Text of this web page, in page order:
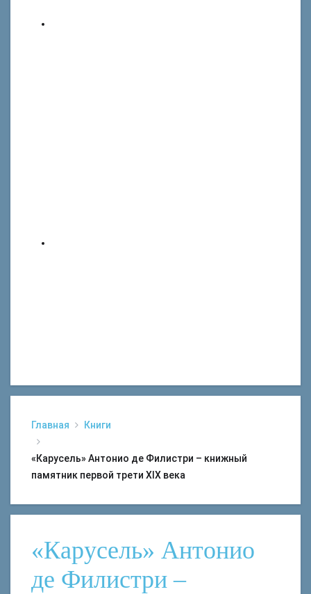
Главная Книги
«Карусель» Антонио де Филистри – книжный
памятник первой трети XIX века
«Карусель» Антонио
де Филистри –